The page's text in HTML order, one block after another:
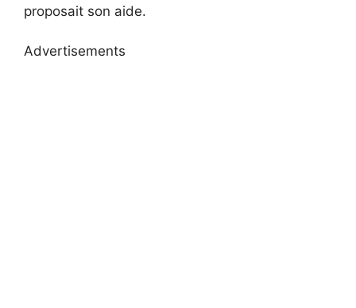
proposait son aide.
Advertisements